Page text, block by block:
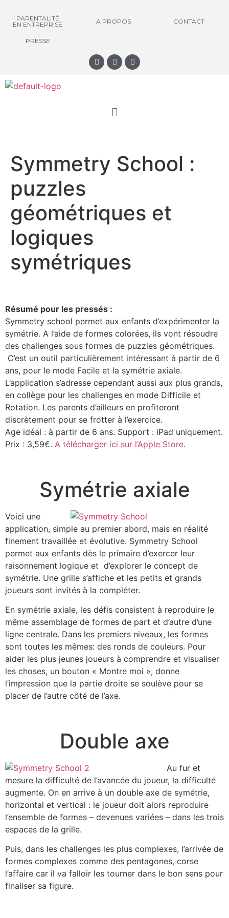
PARENTALITÉ
EN ENTREPRISE
A PROPOS CONTACT
PRESSE
Symmetry School :
puzzles
géométriques et
logiques
symétriques
Résumé pour les pressés :
Symmetry school permet aux enfants d’expérimenter la
symétrie. A l’aide de formes colorées, ils vont résoudre
des challenges sous formes de puzzles géométriques.
C’est un outil particulièrement intéressant à partir de 6
ans, pour le mode Facile et la symétrie axiale.
L’application s’adresse cependant aussi aux plus grands,
en collège pour les challenges en mode Difficile et
Rotation. Les parents d’ailleurs en profiteront
discrètement pour se frotter à l’exercice.
Age idéal : à partir de 6 ans. Support : iPad uniquement.
Prix : 3,59€. A télécharger ici sur l’Apple Store.
Symétrie axiale
Voici une
application, simple au premier abord, mais en réalité
finement travaillée et évolutive. Symmetry School
permet aux enfants dès le primaire d’exercer leur
raisonnement logique et d’explorer le concept de
symétrie. Une grille s’affiche et les petits et grands
joueurs sont invités à la compléter.
En symétrie axiale, les défis consistent à reproduire le
même assemblage de formes de part et d’autre d’une
ligne centrale. Dans les premiers niveaux, les formes
sont toutes les mêmes: des ronds de couleurs. Pour
aider les plus jeunes joueurs à comprendre et visualiser
les choses, un bouton « Montre moi », donne
l’impression que la partie droite se soulève pour se
placer de l’autre côté de l’axe.
Double axe
Au fur et
mesure la difficulté de l’avancée du joueur, la difficulté
augmente. On en arrive à un double axe de symétrie,
horizontal et vertical : le joueur doit alors reproduire
l’ensemble de formes – devenues variées – dans les trois
espaces de la grille.
Puis, dans les challenges les plus complexes, l’arrivée de
formes complexes comme des pentagones, corse
l’affaire car il va falloir les tourner dans le bon sens pour
finaliser sa figure.